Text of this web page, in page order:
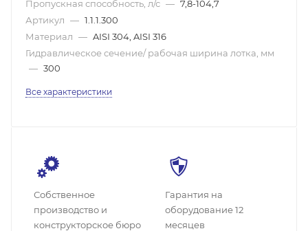
Пропускная способность, л/с — 7,8-104,7
Артикул — 1.1.1.300
Материал — AISI 304, AISI 316
Гидравлическое сечение/ рабочая ширина лотка, мм
— 300
Все характеристики
Собственное
производство и
конструкторское бюро
Гарантия на
оборудование 12
месяцев